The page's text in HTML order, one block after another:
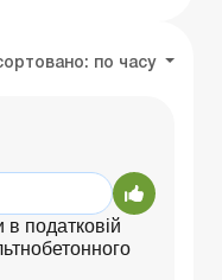
по часу
податковій